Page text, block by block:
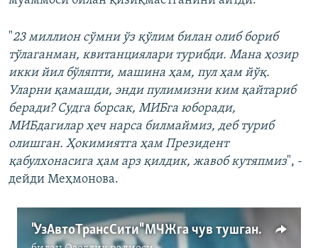
"23 миллион сўмни ўз қўлим билан олиб бориб
тўлаганман, квитанциялари турибди. Мана ҳозир
икки йил бўляпти, машина ҳам, пул ҳам йўқ.
Уларни қамашди, энди пулимизни ким қайтариб
беради? Судга борсак, МИБга юборади,
МИБдагилар ҳеч нарса билмаймиз, деб туриб
олишган. Ҳокимиятга ҳам Президент
қабулхонасига ҳам арз қилдик, жавоб кутяпмиз", -
дейди Меҳмонова.
"УзАвтоТрансСити" МЧЖга чув тушганлар пулларини қайтариб олиш учун ёрдам сўрамоқда